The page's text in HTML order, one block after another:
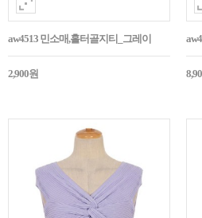
aw4513 민소매,홀터골지티_그레이
2,900원